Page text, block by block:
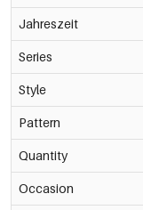
Jahreszeit
Series
Style
Pattern
Quantity
Occasion